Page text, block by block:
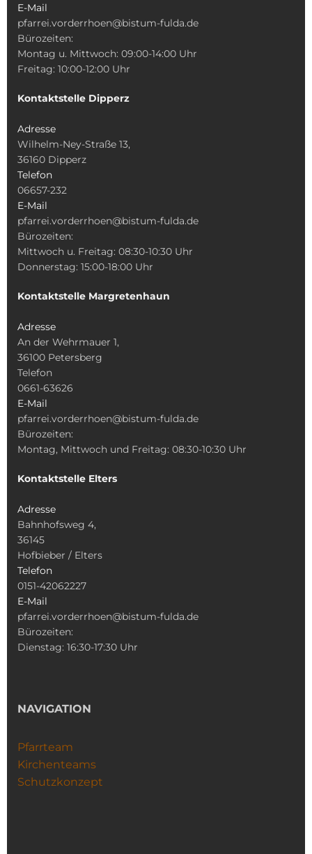
E-Mail
pfarrei.vorderrhoen@bistum-fulda.de
Bürozeiten:
Montag u. Mittwoch: 09:00-14:00 Uhr
Freitag: 10:00-12:00 Uhr
Kontaktstelle Dipperz
Adresse
Wilhelm-Ney-Straße 13,
36160 Dipperz
Telefon
06657-232
E-Mail
pfarrei.vorderrhoen@bistum-fulda.de
Bürozeiten:
Mittwoch u. Freitag: 08:30-10:30 Uhr
Donnerstag: 15:00-18:00 Uhr
Kontaktstelle Margretenhaun
Adresse
An der Wehrmauer 1,
36100 Petersberg
Telefon
0661-63626
E-Mail
pfarrei.vorderrhoen@bistum-fulda.de
Bürozeiten:
Montag, Mittwoch und Freitag: 08:30-10:30 Uhr
Kontaktstelle Elters
Adresse
Bahnhofsweg 4,
36145
Hofbieber / Elters
Telefon
0151-42062227
E-Mail
pfarrei.vorderrhoen@bistum-fulda.de
Bürozeiten:
Dienstag: 16:30-17:30 Uhr
NAVIGATION
Pfarrteam
Kirchenteams
Schutzkonzept